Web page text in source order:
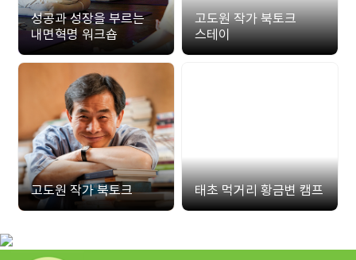
성공과 성장을 부르는
내면혁명 워크숍
고도원 작가 북토크
스테이
고도원 작가 북토크 태초 먹거리 황금변 캠프